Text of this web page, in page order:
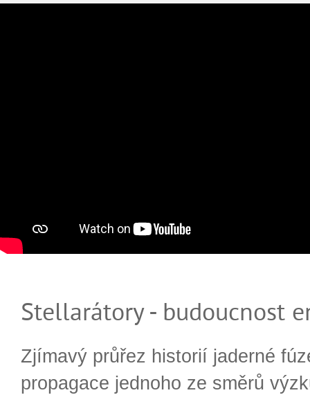
Stellarátory - budoucnost
Zjímavý průřez historií jaderné
propagace jednoho ze směrů